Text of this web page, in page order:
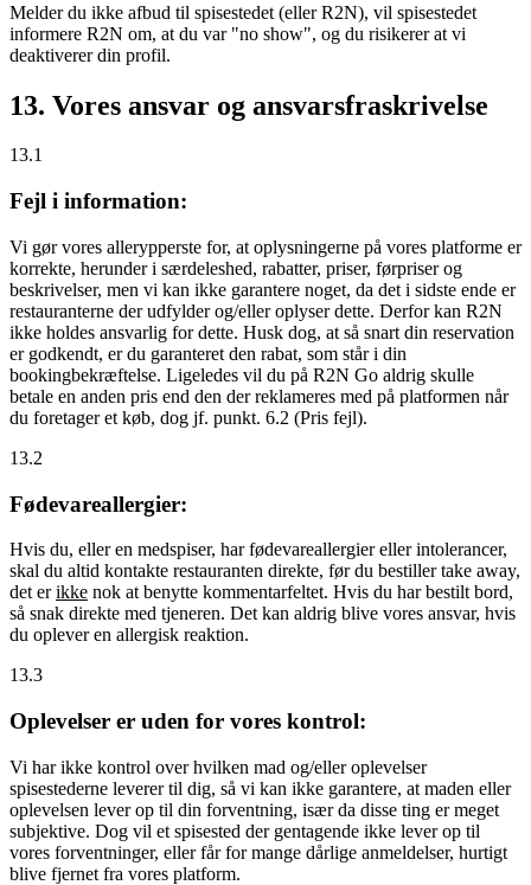
Melder du ikke afbud til spisestedet (eller R2N), vil spisestedet
informere R2N om, at du var "no show", og du risikerer at vi
deaktiverer din profil.
13. Vores ansvar og ansvarsfraskrivelse
13.1
Fejl i information:
Vi gør vores allerypperste for, at oplysningerne på vores platforme er
korrekte, herunder i særdeleshed, rabatter, priser, førpriser og
beskrivelser, men vi kan ikke garantere noget, da det i sidste ende er
restauranterne der udfylder og/eller oplyser dette. Derfor kan R2N
ikke holdes ansvarlig for dette. Husk dog, at så snart din reservation
er godkendt, er du garanteret den rabat, som står i din
bookingbekræftelse. Ligeledes vil du på R2N Go aldrig skulle
betale en anden pris end den der reklameres med på platformen når
du foretager et køb, dog jf. punkt. 6.2 (Pris fejl).
13.2
Fødevareallergier:
Hvis du, eller en medspiser, har fødevareallergier eller intolerancer,
skal du altid kontakte restauranten direkte, før du bestiller take away,
det erikke nok at benytte kommentarfeltet. Hvis du har bestilt bord,
så snak direkte med tjeneren. Det kan aldrig blive vores ansvar, hvis
du oplever en allergisk reaktion.
13.3
Oplevelser er uden for vores kontrol:
Vi har ikke kontrol over hvilken mad og/eller oplevelser
spisestederne leverer til dig, så vi kan ikke garantere, at maden eller
oplevelsen lever op til din forventning, især da disse ting er meget
subjektive. Dog vil et spisested der gentagende ikke lever op til
vores forventninger, eller får for mange dårlige anmeldelser, hurtigt
blive fjernet fra vores platform.